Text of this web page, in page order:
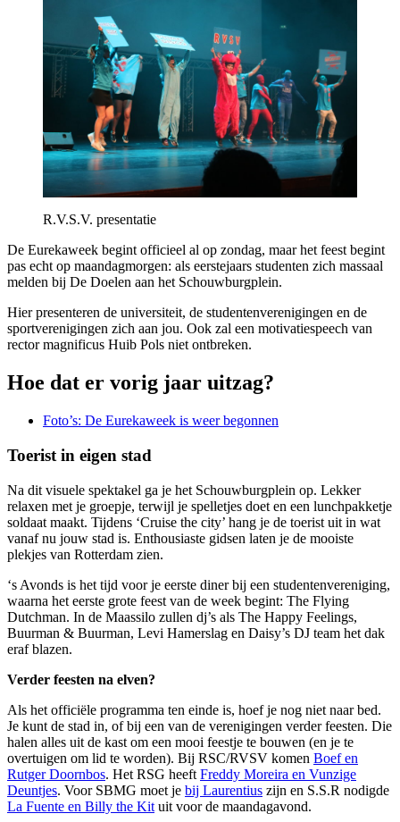
R.V.S.V. presentatie
De Eurekaweek begint officieel al op zondag, maar het feest begint
pas echt op maandagmorgen: als eerstejaars studenten zich massaal
melden bij De Doelen aan het Schouwburgplein.
Hier presenteren de universiteit, de studentenverenigingen en de
sportverenigingen zich aan jou. Ook zal een motivatiespeech van
rector magnificus Huib Pols niet ontbreken.
Hoe dat er vorig jaar uitzag?
Foto’s: De Eurekaweek is weer begonnen
Toerist in eigen stad
Na dit visuele spektakel ga je het Schouwburgplein op. Lekker
relaxen met je groepje, terwijl je spelletjes doet en een lunchpakketje
soldaat maakt. Tijdens ‘Cruise the city’ hang je de toerist uit in wat
vanaf nu jouw stad is. Enthousiaste gidsen laten je de mooiste
plekjes van Rotterdam zien.
‘s Avonds is het tijd voor je eerste diner bij een studentenvereniging,
waarna het eerste grote feest van de week begint: The Flying
Dutchman. In de Maassilo zullen dj’s als The Happy Feelings,
Buurman & Buurman, Levi Hamerslag en Daisy’s DJ team het dak
eraf blazen.
Verder feesten na elven?
Als het officiële programma ten einde is, hoef je nog niet naar bed.
Je kunt de stad in, of bij een van de verenigingen verder feesten. Die
halen alles uit de kast om een mooi feestje te bouwen (en je te
overtuigen om lid te worden). Bij RSC/RVSV komen Boef en
Rutger Doornbos. Het RSG heeft Freddy Moreira en Vunzige
Deuntjes. Voor SBMG moet je bij Laurentius zijn en S.S.R nodigde
La Fuente en Billy the Kit uit voor de maandagavond.